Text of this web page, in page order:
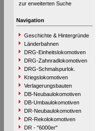
zur erweiterten Suche
Navigation
Geschichte & Hintergründe
Länderbahnen
DRG-Einheitslokomotiven
DRG-Zahnradlokomotiven
DRG-Schmalspurlok.
Kriegslokomotiven
Verlagerungsbauten
DB-Neubaulokomotiven
DB-Umbaulokomotiven
DR-Neubaulokomotiven
DR-Rekolokomotiven
DR - "6000er"